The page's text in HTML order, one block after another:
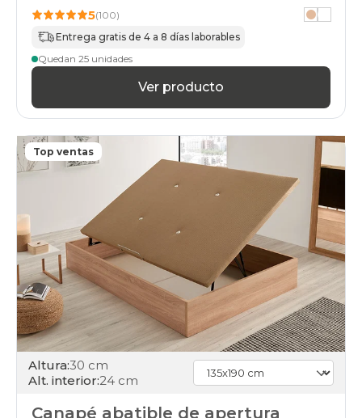
canapes-
2-
105x190
cambria
canapes-
abatibles
canapes-
abatibles
cambria
apertura-
frontal
canapes-
abatibles
cambria
apertura-
canapes-
5(100)
Entrega gratis de 4 a 8 días laborables
Quedan 25 unidades
Ver producto
Top ventas
Altura:30 cm
Alt. interior:24 cm
Canapé abatible de apertura